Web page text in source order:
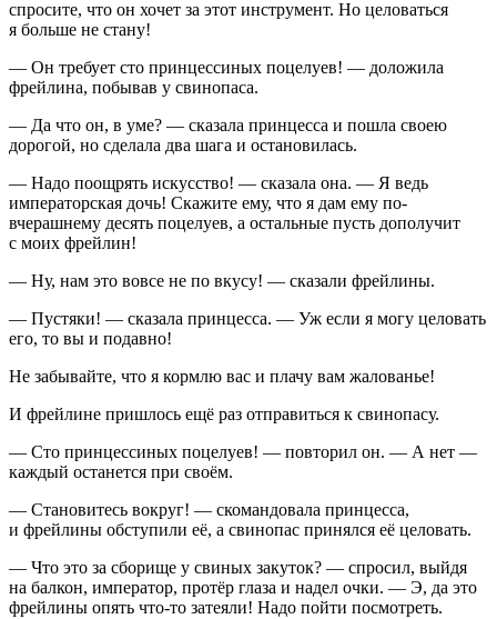
спросите, что он хочет за этот инструмент. Но целоваться
я больше не стану!
— Он требует сто принцессиных поцелуев! — доложила
фрейлина, побывав у свинопаса.
— Да что он, в уме? — сказала принцесса и пошла своею
дорогой, но сделала два шага и остановилась.
— Надо поощрять искусство! — сказала она. — Я ведь
императорская дочь! Скажите ему, что я дам ему по-
вчерашнему десять поцелуев, а остальные пусть дополучит
с моих фрейлин!
— Ну, нам это вовсе не по вкусу! — сказали фрейлины.
— Пустяки! — сказала принцесса. — Уж если я могу целовать
его, то вы и подавно!
Не забывайте, что я кормлю вас и плачу вам жалованье!
И фрейлине пришлось ещё раз отправиться к свинопасу.
— Сто принцессиных поцелуев! — повторил он. — А нет —
каждый останется при своём.
— Становитесь вокруг! — скомандовала принцесса,
и фрейлины обступили её, а свинопас принялся её целовать.
— Что это за сборище у свиных закуток? — спросил, выйдя
на балкон, император, протёр глаза и надел очки. — Э, да это
фрейлины опять что-то затеяли! Надо пойти посмотреть.